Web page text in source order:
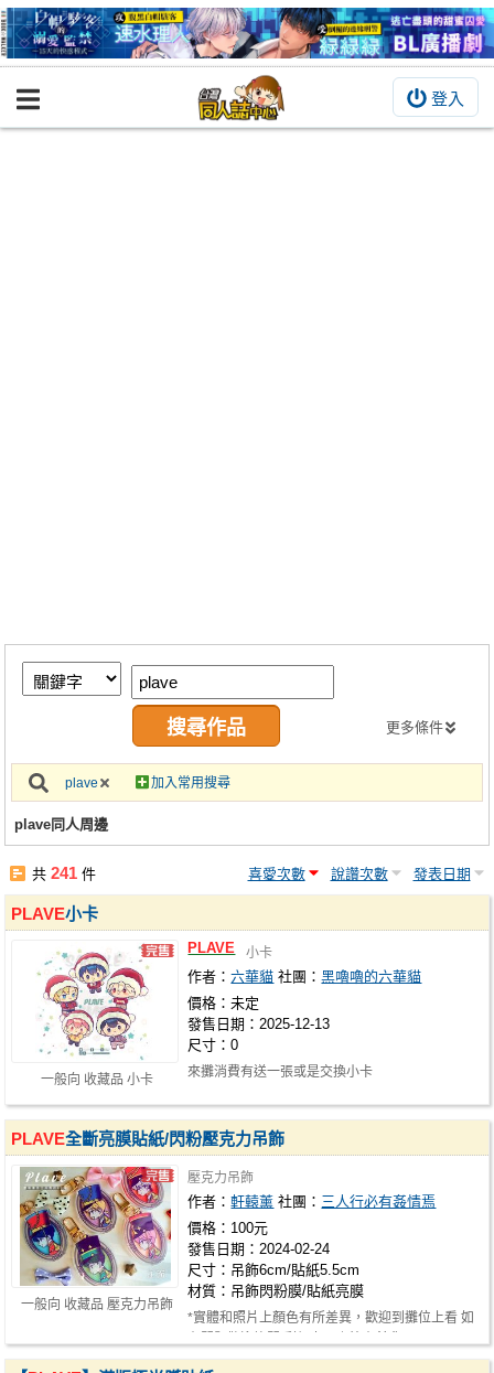
登入
BOOKY書集倉庫
繪圖藝廊
交流中心
攤位轉讓區
會員功能選單
註冊會員
更多條件
plave 加入常用搜尋
plave同人周邊
共241 件 喜愛次數 說讚次數 發表日期
一般向 收藏品 小卡
PLAVE小卡
PLAVE 小卡
作者：六華貓 社團：黑嚕嚕的六華貓
價格：未定
發售日期：2025-12-13
尺寸：0
來攤消費有送一張或是交換小卡
一般向 收藏品 壓克力吊飾
PLAVE全斷亮膜貼紙/閃粉壓克力吊飾
壓克力吊飾
作者：軒轅薰 社團： 三人行必有姦情焉
價格：100元
發售日期：2024-02-24
尺寸：吊飾6cm/貼紙5.5cm
材質：吊飾閃粉膜/貼紙亮膜
*實體和照片上顏色有所差異，歡迎到攤位上看 如